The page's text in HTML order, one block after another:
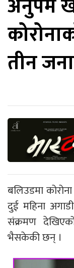
तीन
बलिउडमा
दुई महिना
संक्रमण
भैसकेकी छन् ।